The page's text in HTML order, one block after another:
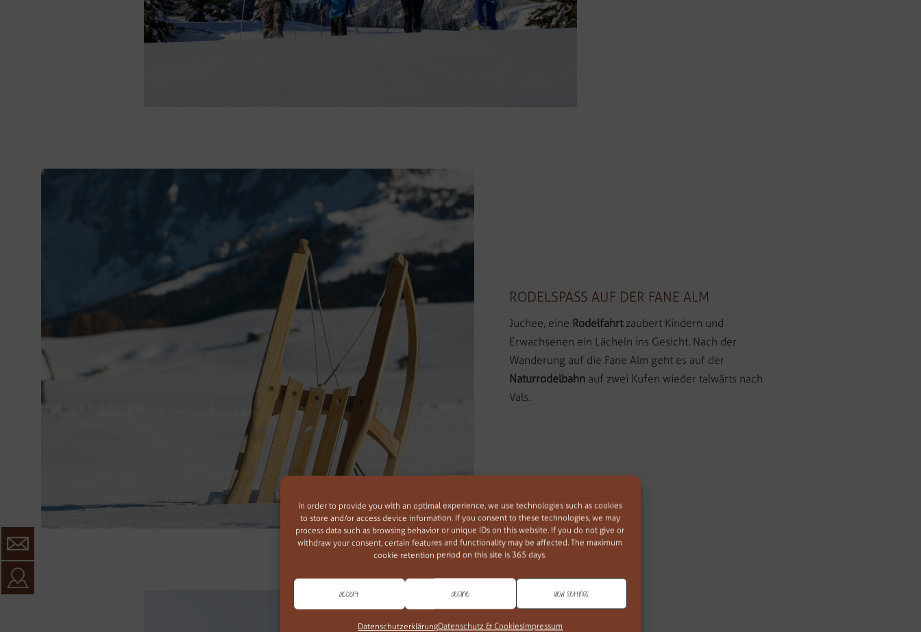
In order to provide you with an optimal experience, we use technologies such as cookies
to store and/or access device information. If you consent to these technologies, we may
process data such as browsing behavior or unique IDs on this website. If you do not give or
withdraw your consent, certain features and functionality may be affected. The maximum
cookie retention period on this site is 365 days.
Accept Decline View settings
DatenschutzerklärungDatenschutz & CookiesImpressum
RODELSPASS AUF DER FANE ALM
Juchee, eine Rodelfahrtzaubert Kindern und
Erwachsenen ein Lächeln ins Gesicht. Nach der
Wanderung auf die Fane Alm geht es auf der
Naturrodelbahnauf zwei Kufen wieder talwärts nach
Vals.